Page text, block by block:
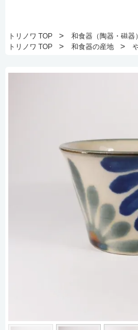
トリノワ TOP > 和食器（陶器・磁器）
トリノワ TOP
> 和食器の産地 >